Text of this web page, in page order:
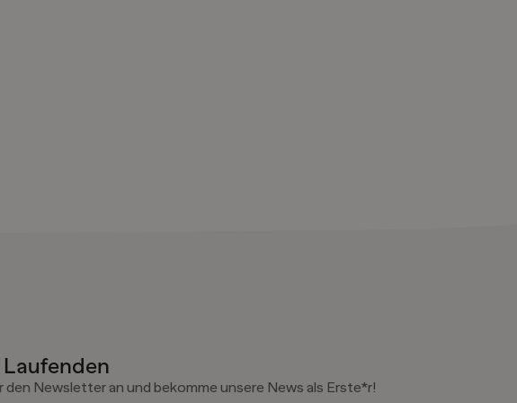
den Newsletter an und bekomme unsere News als Erste*r!